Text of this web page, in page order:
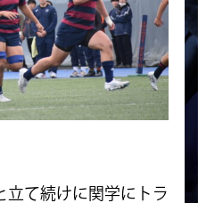
立て続けに関学にトラ